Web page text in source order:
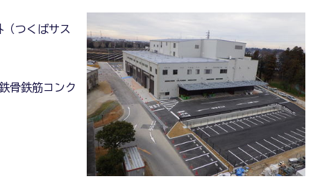
（つくばサス
骨鉄筋コンク